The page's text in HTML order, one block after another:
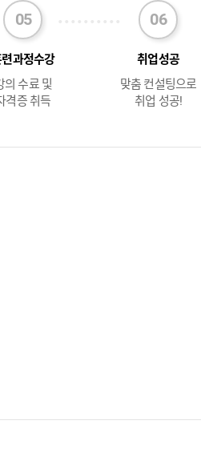
과정수강
의 수료 및
격증 취득
취업성공
맞춤 컨설팅으로
취업 성공!